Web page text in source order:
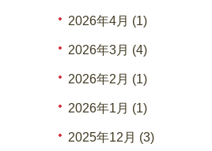
2026年4月 (1)
2026年3月 (4)
2026年2月 (1)
2026年1月 (1)
2025年12月 (3)